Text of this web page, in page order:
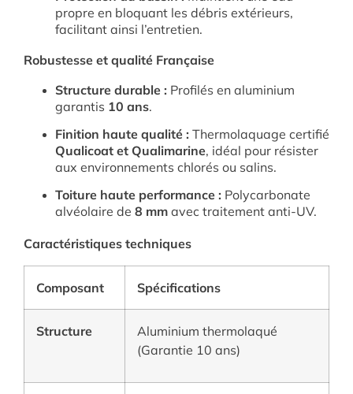
propre en bloquant les débris extérieurs,
facilitant ainsi l’entretien.
Robustesse et qualité Française
Structure durable : Profilés en aluminium
garantis 10 ans.
Finition haute qualité : Thermolaquage certifié
Qualicoat et Qualimarine, idéal pour résister
aux environnements chlorés ou salins.
Toiture haute performance : Polycarbonate
alvéolaire de 8 mm avec traitement anti-UV.
Caractéristiques techniques
Composant Spécifications
Structure
Aluminium thermolaqué
(Garantie 10 ans)